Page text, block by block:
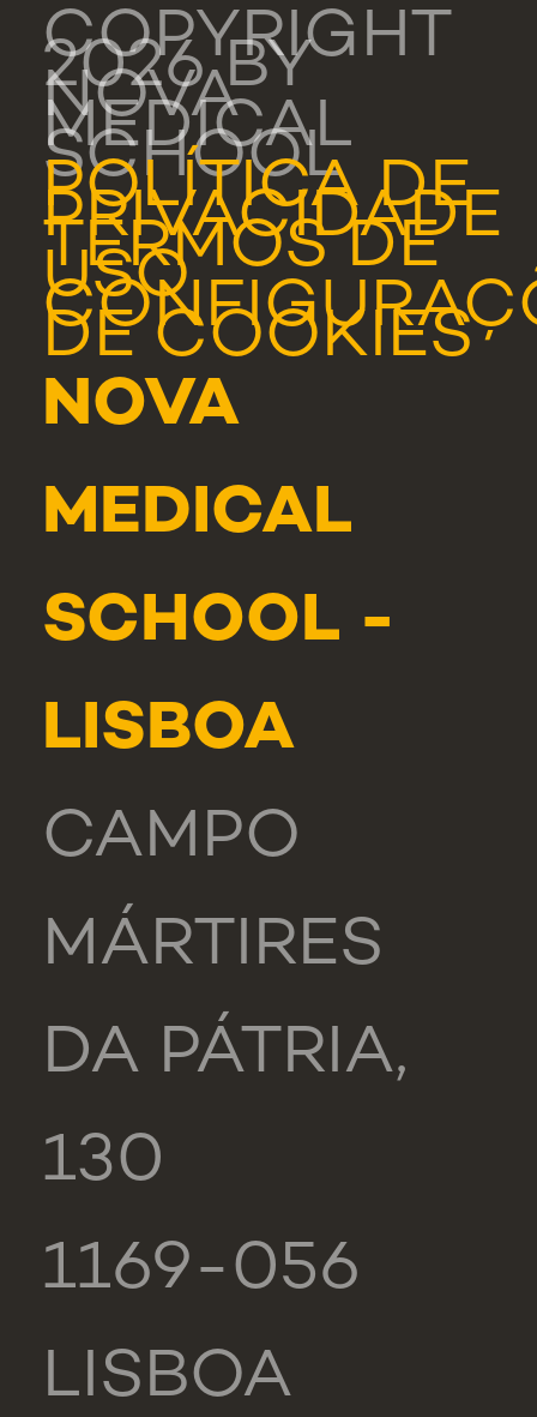
COPYRIGHT
2026 BY
NOVA
MEDICAL
SCHOOL
POLÍTICA DE
PRIVACIDADE
TERMOS DE
USO
DE COOKIES
NOVA
MEDICAL
SCHOOL -
LISBOA
CAMPO
MÁRTIRES
DA PÁTRIA,
130
1169-056
LISBOA